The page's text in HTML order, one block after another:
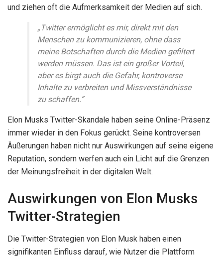
und ziehen oft die Aufmerksamkeit der Medien auf sich.
„Twitter ermöglicht es mir, direkt mit den
Menschen zu kommunizieren, ohne dass
meine Botschaften durch die Medien gefiltert
werden müssen. Das ist ein großer Vorteil,
aber es birgt auch die Gefahr, kontroverse
Inhalte zu verbreiten und Missverständnisse
zu schaffen.“
Elon Musks Twitter-Skandale haben seine Online-Präsenz
immer wieder in den Fokus gerückt. Seine kontroversen
Äußerungen haben nicht nur Auswirkungen auf seine eigene
Reputation, sondern werfen auch ein Licht auf die Grenzen
der Meinungsfreiheit in der digitalen Welt.
Auswirkungen von Elon Musks
Twitter-Strategien
Die Twitter-Strategien von Elon Musk haben einen
signifikanten Einfluss darauf, wie Nutzer die Plattform